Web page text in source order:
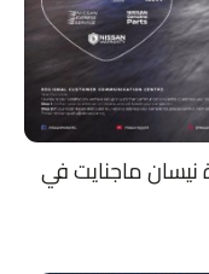
نيسان ماجنايت في